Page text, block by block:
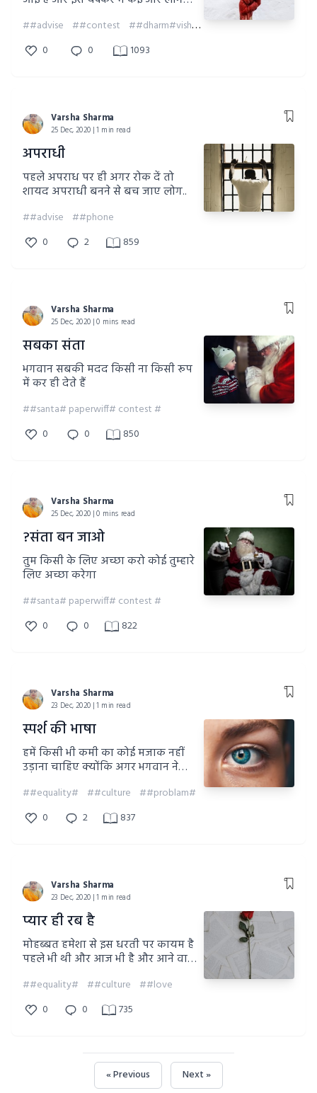
कदम उठाएं तो बदलाव की शुरुआत हो
सकती है
##advise ##contest ##dharm#vishwas#
0
0 1093
Varsha Sharma
25 Dec, 2020 | 1 min read
अपराधी
पहले अपराध पर ही अगर रोक दें तो
शायद अपराधी बनने से बच जाए लोग..
##advise ##phone
0
2 859
Varsha Sharma
25 Dec, 2020 | 0 mins read
सबका संता
भगवान सबकी मदद किसी ना किसी रूप
में कर ही देते हैं
##santa# paperwiff# contest #
0
0 850
Varsha Sharma
25 Dec, 2020 | 0 mins read
?संता बन जाओ
तुम किसी के लिए अच्छा करो कोई तुम्हारे
लिए अच्छा करेगा
##santa# paperwiff# contest #
0
0 822
Varsha Sharma
23 Dec, 2020 | 1 min read
स्पर्श की भाषा
हमें किसी भी कमी का कोई मजाक नहीं
उड़ाना चाहिए क्योंकि अगर भगवान ने
नियामत भी प्रदान की है
##equality# ##culture ##problam#
0
2 837
Varsha Sharma
23 Dec, 2020 | 1 min read
प्यार ही रब है
मोहब्बत हमेशा से इस धरती पर कायम है
पहले भी थी और आज भी है और आने वाले
##equality# ##culture ##love
0
0 735
« Previous Next »